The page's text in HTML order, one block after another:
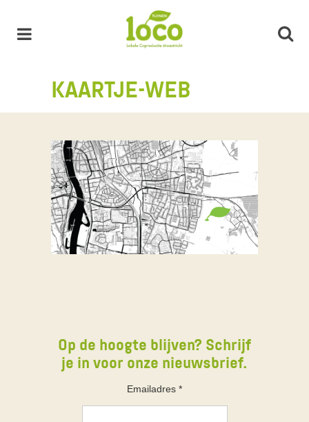
KAARTJE-WEB
Op de hoogte blijven? Schrijf
je in voor onze nieuwsbrief.
Emailadres *